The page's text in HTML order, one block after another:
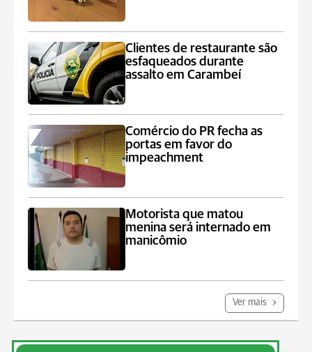
Clientes de restaurante são
esfaqueados durante
assalto em Carambeí
Comércio do PR fecha as
portas em favor do
impeachment
Motorista que matou
menina será internado em
manicômio
Ver mais